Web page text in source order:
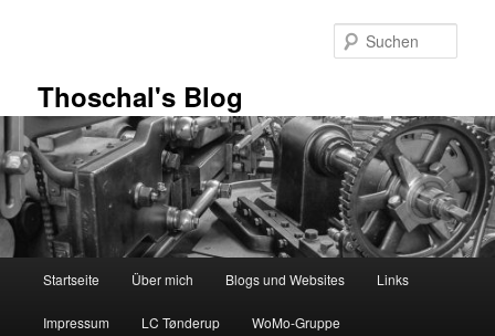
Thoschal's Blog
Startseite Über mich Blogs und Websites Links
Impressum LC Tønderup WoMo-Gruppe